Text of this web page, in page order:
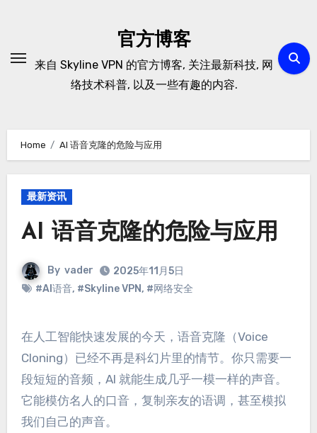
官方博客
来自 Skyline VPN 的官方博客, 关注最新科技, 网
络技术科普, 以及一些有趣的内容.
Home AI 语音克隆的危险与应用
最新资讯
AI 语音克隆的危险与应用
By vader
2025年11月5日
#AI语音, #Skyline VPN, #网络安全
在人工智能快速发展的今天，语音克隆（Voice
Cloning）已经不再是科幻片里的情节。你只需要一
段短短的音频，AI 就能生成几乎一模一样的声音。
它能模仿名人的口音，复制亲友的语调，甚至模拟
我们自己的声音。